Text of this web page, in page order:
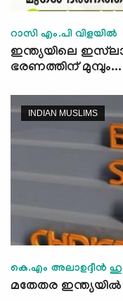
റാസി എം.പി വിളയിൽ
ഇന്ത്യയിലെ
ഭരണത്തിന് മുമ്പും...
INDIAN MUSLIMS
കെ.എം അലാഉദ്ദീന്‍
മതേതര